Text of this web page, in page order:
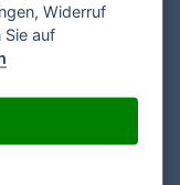
Widerruf
Sie auf